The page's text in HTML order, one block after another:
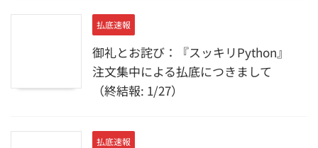
払底速報
御礼とお詫び：『スッキリPython』
注文集中による払底につきまして
（終結報: 1/27）
払底速報